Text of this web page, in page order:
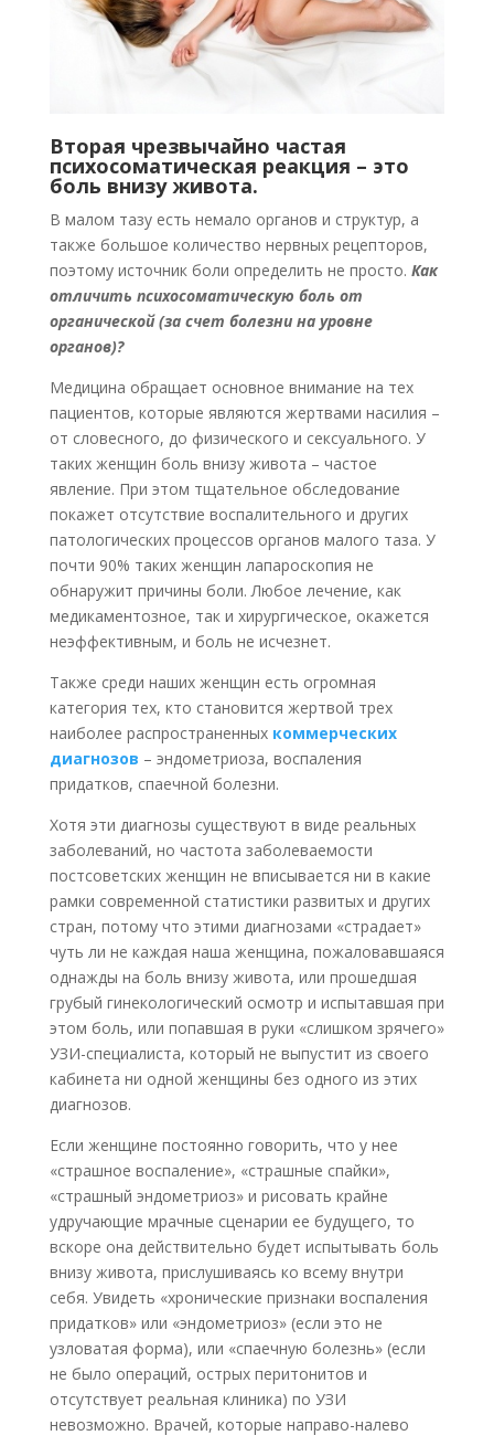
Вторая чрезвычайно частая
психосоматическая реакция – это
боль внизу живота.
В малом тазу есть немало органов и структур, а
также большое количество нервных рецепторов,
поэтому источник боли определить не просто. Как
отличить психосоматическую боль от
органической (за счет болезни на уровне
органов)?
Медицина обращает основное внимание на тех
пациентов, которые являются жертвами насилия –
от словесного, до физического и сексуального. У
таких женщин боль внизу живота – частое
явление. При этом тщательное обследование
покажет отсутствие воспалительного и других
патологических процессов органов малого таза. У
почти 90% таких женщин лапароскопия не
обнаружит причины боли. Любое лечение, как
медикаментозное, так и хирургическое, окажется
неэффективным, и боль не исчезнет.
Также среди наших женщин есть огромная
категория тех, кто становится жертвой трех
наиболее распространенныхкоммерческих
диагнозов – эндометриоза, воспаления
придатков, спаечной болезни.
Хотя эти диагнозы существуют в виде реальных
заболеваний, но частота заболеваемости
постсоветских женщин не вписывается ни в какие
рамки современной статистики развитых и других
стран, потому что этими диагнозами «страдает»
чуть ли не каждая наша женщина, пожаловавшаяся
однажды на боль внизу живота, или прошедшая
грубый гинекологический осмотр и испытавшая при
этом боль, или попавшая в руки «слишком зрячего»
УЗИ-специалиста, который не выпустит из своего
кабинета ни одной женщины без одного из этих
диагнозов.
Если женщине постоянно говорить, что у нее
«страшное воспаление», «страшные спайки»,
«страшный эндометриоз» и рисовать крайне
удручающие мрачные сценарии ее будущего, то
вскоре она действительно будет испытывать боль
внизу живота, прислушиваясь ко всему внутри
себя. Увидеть «хронические признаки воспаления
придатков» или «эндометриоз» (если это не
узловатая форма), или «спаечную болезнь» (если
не было операций, острых перитонитов и
отсутствует реальная клиника) по УЗИ
невозможно. Врачей, которые направо-налево